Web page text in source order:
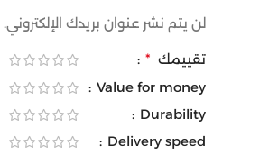
لن يتم نشر عنوان بريدك الإلكتروني.
تقييمك *
Value for money
Durability
Delivery speed